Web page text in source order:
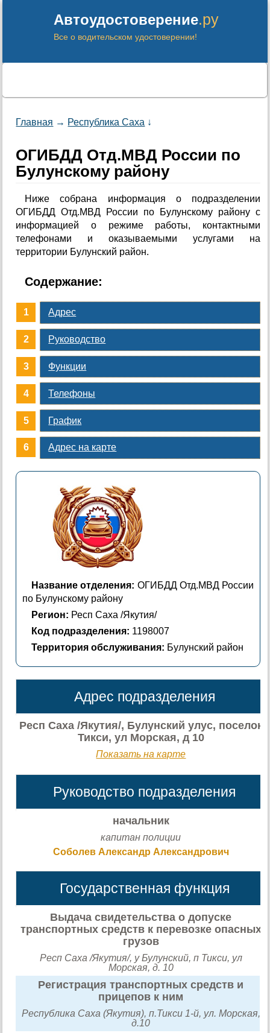
Автоудостоверение.ру
Все о водительском удостоверении!
Главная → Республика Саха ↓
ОГИБДД Отд.МВД России по
Булунскому району
Ниже собрана информация о подразделении
ОГИБДД Отд.МВД России по Булунскому району с
информацией о режиме работы, контактными
телефонами и оказываемыми услугами на
территории Булунский район.
Содержание:
Адрес
Руководство
Функции
Телефоны
График
Адрес на карте
Название отделения: ОГИБДД Отд.МВД России
по Булунскому району
Регион: Респ Саха /Якутия/
Код подразделения: 1198007
Территория обслуживания: Булунский район
Адрес подразделения
Респ Саха /Якутия/, Булунский улус, поселок
Тикси, ул Морская, д 10
Показать на карте
Руководство подразделения
начальник
капитан полиции
Соболев Александр Александрович
Государственная функция
Выдача свидетельства о допуске
транспортных средств к перевозке опасных
грузов
Респ Саха /Якутия/, у Булунский, п Тикси, ул
Морская, д. 10
Регистрация транспортных средств и
прицепов к ним
Республика Саха (Якутия), п.Тикси 1-й, ул. Морская,
д.10